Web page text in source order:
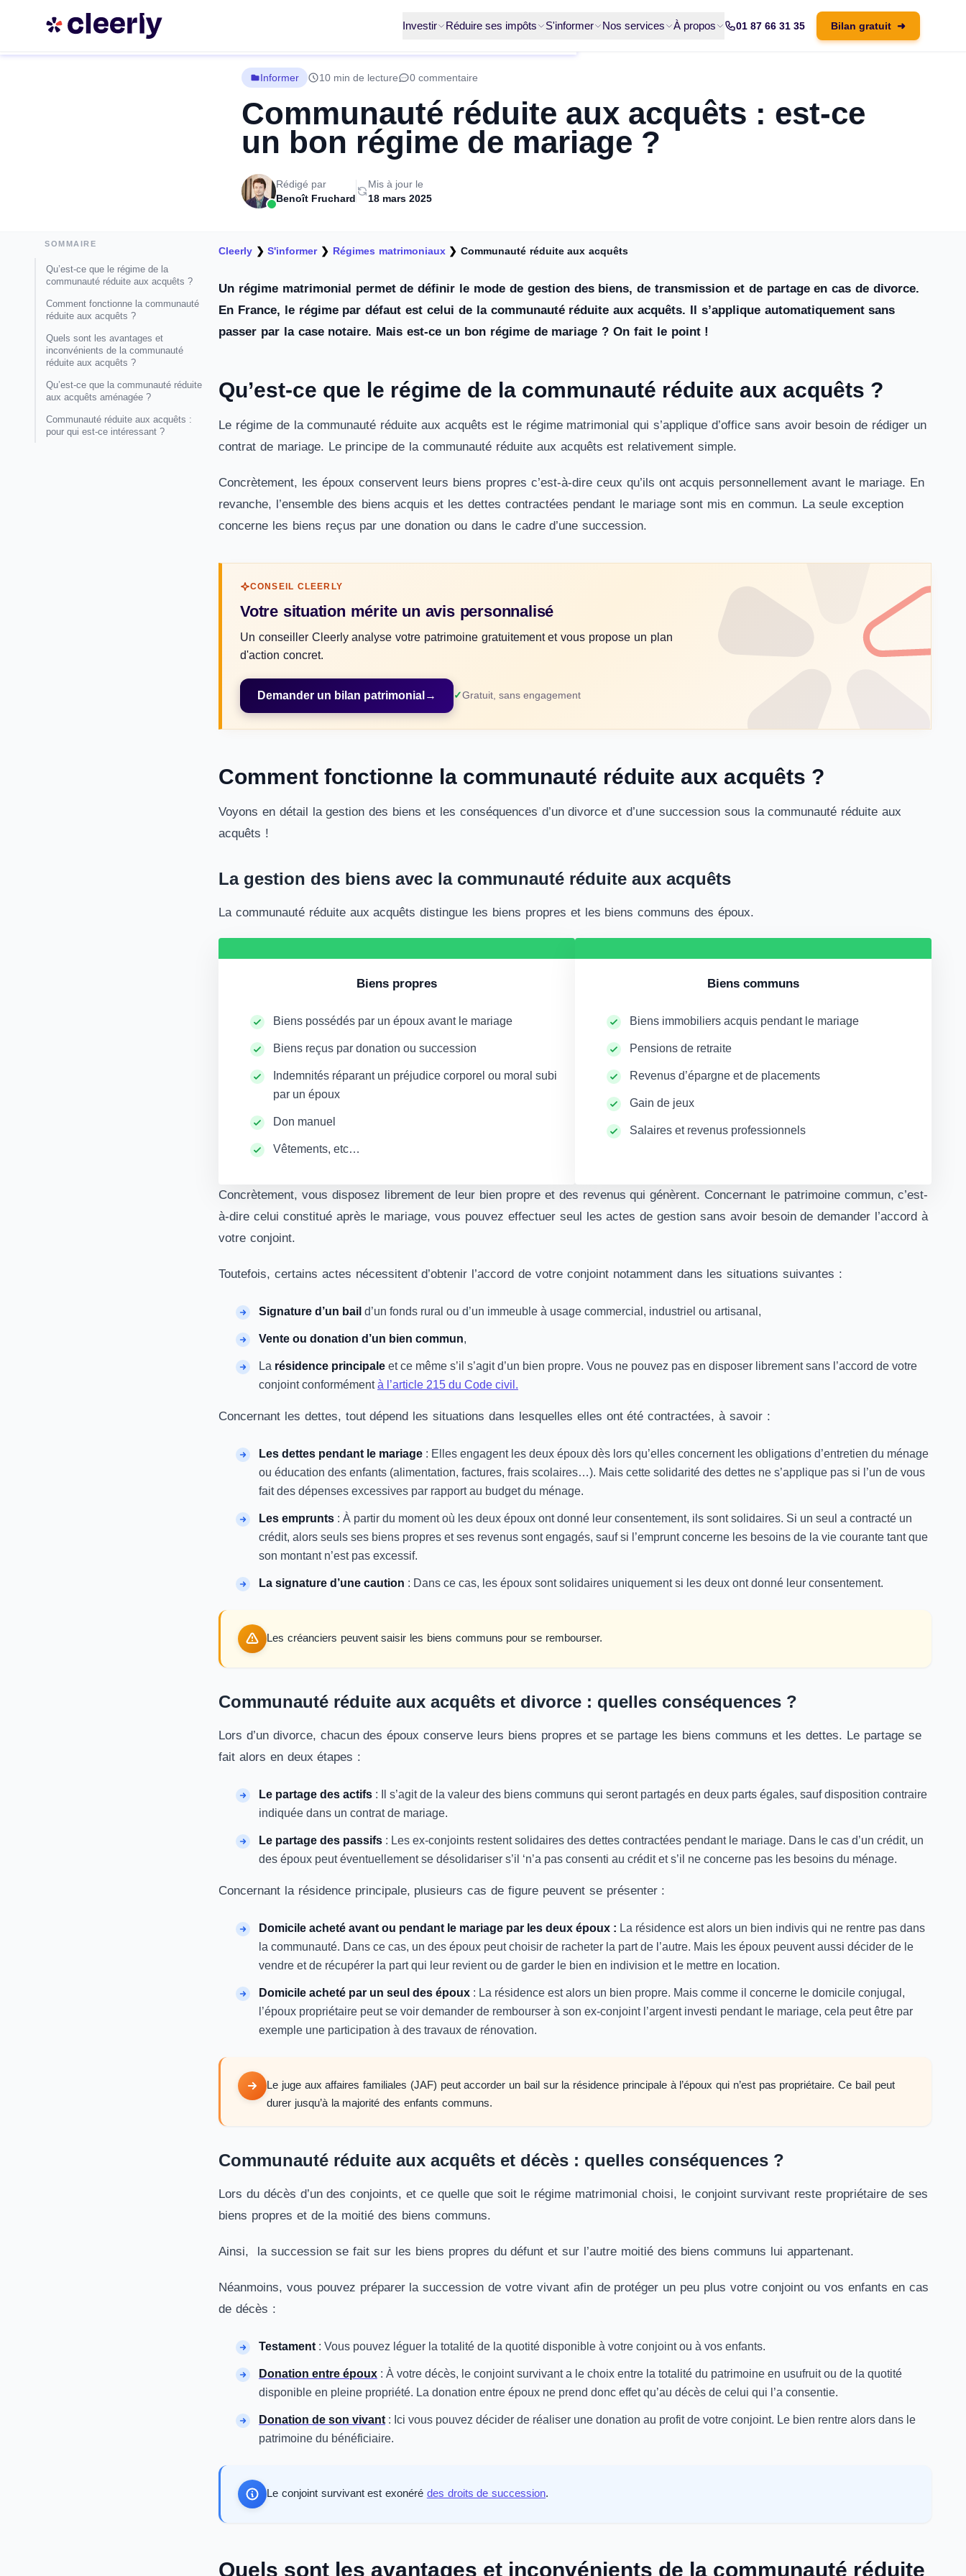
Investir Réduire ses impôts S'informer Nos services À propos 01 87 66 31 35 Bilan gratuit ➜
Informer 10 min de lecture 0 commentaire
Communauté réduite aux acquêts : est-ce
un bon régime de mariage ?
Rédigé par
Benoît Fruchard
Mis à jour le
18 mars 2025
SOMMAIRE
Qu’est-ce que le régime de la
communauté réduite aux acquêts ?
Comment fonctionne la communauté
réduite aux acquêts ?
Quels sont les avantages et
inconvénients de la communauté
réduite aux acquêts ?
Qu’est-ce que la communauté réduite
aux acquêts aménagée ?
Communauté réduite aux acquêts :
pour qui est-ce intéressant ?
Cleerly ❯S'informer❯ Régimes matrimoniaux❯ Communauté réduite aux acquêts
Un régime matrimonial permet de définir le mode de gestion des biens, de transmission et de partage en cas de divorce.
En France, le régime par défaut est celui de la communauté réduite aux acquêts. Il s’applique automatiquement sans
passer par la case notaire. Mais est-ce un bon régime de mariage ? On fait le point !
Qu’est-ce que le régime de la communauté réduite aux acquêts ?
Le régime de la communauté réduite aux acquêts est le régime matrimonial qui s’applique d’office sans avoir besoin de rédiger un
contrat de mariage. Le principe de la communauté réduite aux acquêts est relativement simple.
Concrètement, les époux conservent leurs biens propres c’est-à-dire ceux qu’ils ont acquis personnellement avant le mariage. En
revanche, l’ensemble des biens acquis et les dettes contractées pendant le mariage sont mis en commun. La seule exception
concerne les biens reçus par une donation ou dans le cadre d’une succession.
CONSEIL CLEERLY
Votre situation mérite un avis personnalisé
Un conseiller Cleerly analyse votre patrimoine gratuitement et vous propose un plan
d'action concret.
Demander un bilan patrimonial → Gratuit, sans engagement
Comment fonctionne la communauté réduite aux acquêts ?
Voyons en détail la gestion des biens et les conséquences d’un divorce et d’une succession sous la communauté réduite aux
acquêts !
La gestion des biens avec la communauté réduite aux acquêts
La communauté réduite aux acquêts distingue les biens propres et les biens communs des époux.
Biens propres
Biens possédés par un époux avant le mariage
Biens reçus par donation ou succession
Indemnités réparant un préjudice corporel ou moral subi
par un époux
Don manuel
Vêtements, etc…
Biens communs
Biens immobiliers acquis pendant le mariage
Pensions de retraite
Revenus d’épargne et de placements
Gain de jeux
Salaires et revenus professionnels
Concrètement, vous disposez librement de leur bien propre et des revenus qui génèrent. Concernant le patrimoine commun, c’est-
à-dire celui constitué après le mariage, vous pouvez effectuer seul les actes de gestion sans avoir besoin de demander l’accord à
votre conjoint.
Toutefois, certains actes nécessitent d’obtenir l’accord de votre conjoint notamment dans les situations suivantes :
Signature d’un bail d’un fonds rural ou d’un immeuble à usage commercial, industriel ou artisanal,
Vente ou donation d’un bien commun,
La résidence principale et ce même s’il s’agit d’un bien propre. Vous ne pouvez pas en disposer librement sans l’accord de votre
conjoint conformémentà l’article 215 du Code civil.
Concernant les dettes, tout dépend les situations dans lesquelles elles ont été contractées, à savoir :
Les dettes pendant le mariage : Elles engagent les deux époux dès lors qu’elles concernent les obligations d’entretien du ménage
ou éducation des enfants (alimentation, factures, frais scolaires…). Mais cette solidarité des dettes ne s’applique pas si l’un de vous
fait des dépenses excessives par rapport au budget du ménage.
Les emprunts : À partir du moment où les deux époux ont donné leur consentement, ils sont solidaires. Si un seul a contracté un
crédit, alors seuls ses biens propres et ses revenus sont engagés, sauf si l’emprunt concerne les besoins de la vie courante tant que
son montant n’est pas excessif.
La signature d’une caution : Dans ce cas, les époux sont solidaires uniquement si les deux ont donné leur consentement.
Les créanciers peuvent saisir les biens communs pour se rembourser.
Communauté réduite aux acquêts et divorce : quelles conséquences ?
Lors d’un divorce, chacun des époux conserve leurs biens propres et se partage les biens communs et les dettes. Le partage se
fait alors en deux étapes :
Le partage des actifs : Il s’agit de la valeur des biens communs qui seront partagés en deux parts égales, sauf disposition contraire
indiquée dans un contrat de mariage.
Le partage des passifs : Les ex-conjoints restent solidaires des dettes contractées pendant le mariage. Dans le cas d’un crédit, un
des époux peut éventuellement se désolidariser s’il ‘n’a pas consenti au crédit et s’il ne concerne pas les besoins du ménage.
Concernant la résidence principale, plusieurs cas de figure peuvent se présenter :
Domicile acheté avant ou pendant le mariage par les deux époux : La résidence est alors un bien indivis qui ne rentre pas dans
la communauté. Dans ce cas, un des époux peut choisir de racheter la part de l’autre. Mais les époux peuvent aussi décider de le
vendre et de récupérer la part qui leur revient ou de garder le bien en indivision et le mettre en location.
Domicile acheté par un seul des époux : La résidence est alors un bien propre. Mais comme il concerne le domicile conjugal,
l’époux propriétaire peut se voir demander de rembourser à son ex-conjoint l’argent investi pendant le mariage, cela peut être par
exemple une participation à des travaux de rénovation.
Le juge aux affaires familiales (JAF) peut accorder un bail sur la résidence principale à l’époux qui n’est pas propriétaire. Ce bail peut
durer jusqu’à la majorité des enfants communs.
Communauté réduite aux acquêts et décès : quelles conséquences ?
Lors du décès d’un des conjoints, et ce quelle que soit le régime matrimonial choisi, le conjoint survivant reste propriétaire de ses
biens propres et de la moitié des biens communs.
Ainsi, la succession se fait sur les biens propres du défunt et sur l’autre moitié des biens communs lui appartenant.
Néanmoins, vous pouvez préparer la succession de votre vivant afin de protéger un peu plus votre conjoint ou vos enfants en cas
de décès :
Testament : Vous pouvez léguer la totalité de la quotité disponible à votre conjoint ou à vos enfants.
Donation entre époux : À votre décès, le conjoint survivant a le choix entre la totalité du patrimoine en usufruit ou de la quotité
disponible en pleine propriété. La donation entre époux ne prend donc effet qu’au décès de celui qui l’a consentie.
Donation de son vivant : Ici vous pouvez décider de réaliser une donation au profit de votre conjoint. Le bien rentre alors dans le
patrimoine du bénéficiaire.
Le conjoint survivant est exonéré des droits de succession.
Quels sont les avantages et inconvénients de la communauté réduite